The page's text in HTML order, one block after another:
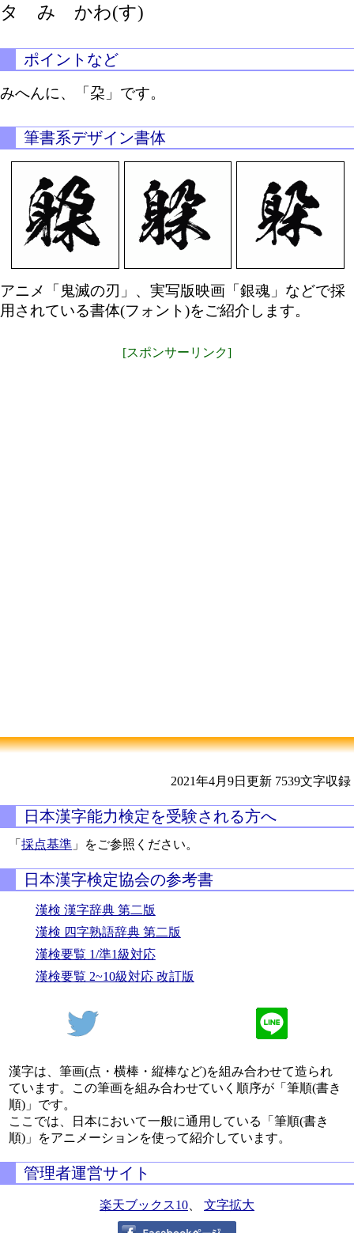
タ み かわ(す)
ポイントなど
みへんに、「朶」です。
筆書系デザイン書体
アニメ「鬼滅の刃」、実写版映画「銀魂」などで採
用されている書体(フォント)をご紹介します。
[スポンサーリンク]
2021年4月9日更新 7539文字収録
日本漢字能力検定を受験される方へ
「採点基準 」をご参照ください。
日本漢字検定協会の参考書
漢検 漢字辞典 第二版
漢検 四字熟語辞典 第二版
漢検要覧 1/準1級対応
漢検要覧 2~10級対応 改訂版
漢字は、筆画(点・横棒・縦棒など)を組み合わせて造られ
ています。この筆画を組み合わせていく順序が「筆順(書き
順)」です。
ここでは、日本において一般に通用している「筆順(書き
順)」をアニメーションを使って紹介しています。
管理者運営サイト
楽天ブックス10 文字拡大